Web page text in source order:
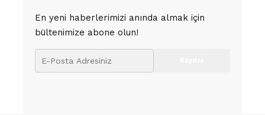
En yeni haberlerimizi anında almak için
bültenimize abone olun!